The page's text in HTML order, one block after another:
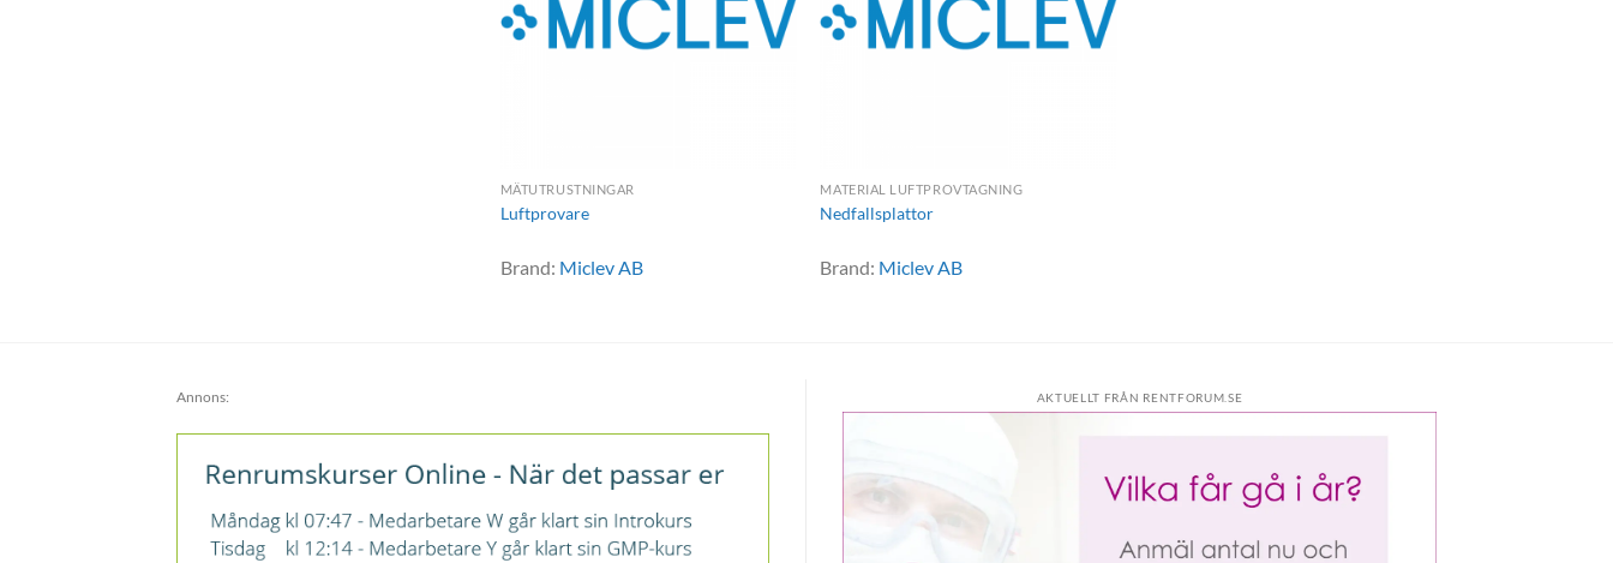
MÄTUTRUSTNINGAR
Luftprovare
Brand: Miclev AB
MATERIAL LUFTPROVTAGNING
Nedfallsplattor
Brand: Miclev AB
Annons: AKTUELLT FRÅN RENTFORUM.SE